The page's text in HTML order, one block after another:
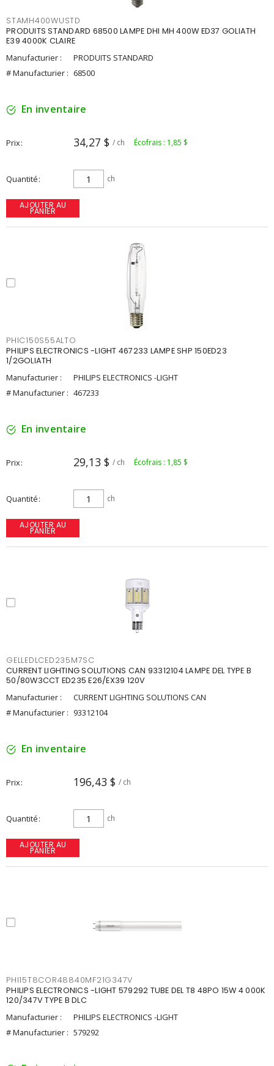
STAMH400WUSTD
PRODUITS STANDARD 68500 LAMPE DHI MH 400W ED37 GOLIATH
E39 4000K CLAIRE
Manufacturier :
PRODUITS STANDARD
# Manufacturier : 68500
En inventaire
Prix 34,27 $ / ch Écofrais : 1,85 $
Quantité ch
AJOUTER AU
PANIER
PHIC150S55ALTO
PHILIPS ELECTRONICS -LIGHT 467233 LAMPE SHP 150ED23
1/2GOLIATH
Manufacturier :
PHILIPS ELECTRONICS -LIGHT
# Manufacturier : 467233
En inventaire
Prix 29,13 $ / ch Écofrais : 1,85 $
Quantité ch
AJOUTER AU
PANIER
GELLEDLCED235M7SC
CURRENT LIGHTING SOLUTIONS CAN 93312104 LAMPE DEL TYPE B
50/80W3CCT ED235 E26/EX39 120V
Manufacturier :
CURRENT LIGHTING SOLUTIONS CAN
# Manufacturier : 93312104
En inventaire
Prix 196,43 $ / ch
Quantité ch
AJOUTER AU
PANIER
PHI15T8COR48840MF21G347V
PHILIPS ELECTRONICS -LIGHT 579292 TUBE DEL T8 48PO 15W 4 000K
120/347V TYPE B DLC
Manufacturier :
PHILIPS ELECTRONICS -LIGHT
# Manufacturier : 579292